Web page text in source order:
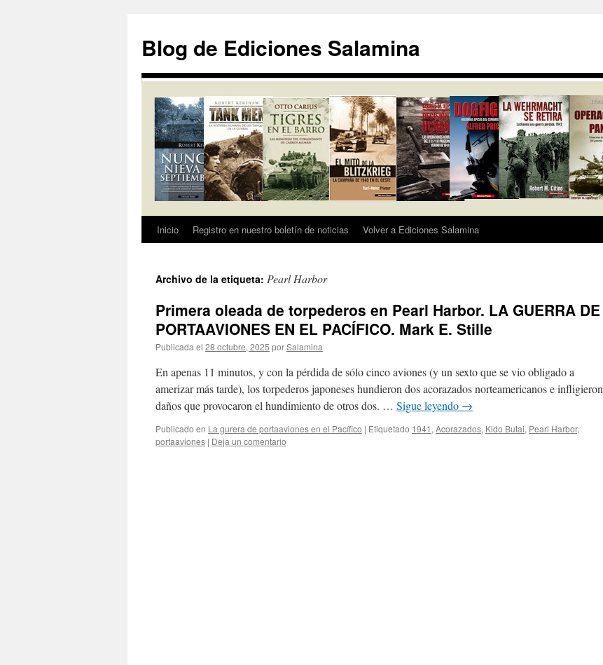
contenido
Blog de Ediciones Salamina
Inicio Registro en nuestro boletín de noticias Volver a Ediciones Salamina
Archivo de la etiqueta: Pearl Harbor
Primera oleada de torpederos en Pearl Harbor. LA GUERRA DE
PORTAAVIONES EN EL PACÍFICO. Mark E. Stille
Publicada el 28 octubre, 2025 porSalamina
En apenas 11 minutos, y con la pérdida de sólo cinco aviones (y un sexto que se vio obligado a
amerizar más tarde), los torpederos japoneses hundieron dos acorazados norteamericanos e infligieron
daños que provocaron el hundimiento de otros dos. … Sigue leyendo →
Publicado en La gurera de portaaviones en el Pacífico | Etiquetado 1941 , Acorazados, Kido Butai, Pearl Harbor,
portaaviones | Deja un comentario